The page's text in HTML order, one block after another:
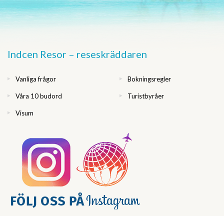
Indcen Resor – reseskräddaren
Vanliga frågor Bokningsregler
Våra 10 budord Turistbyråer
Visum